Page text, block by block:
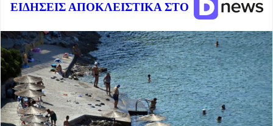
ΕΙΔΗΣΕΙΣ ΑΠΟΚΛΕΙΣΤΙΚΑ ΣΤΟ